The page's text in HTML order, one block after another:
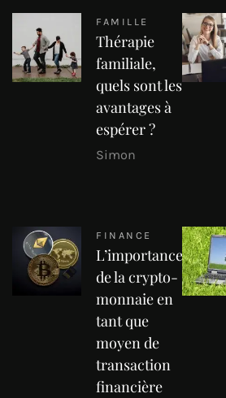
FAMILLE
Thérapie
familiale,
quels sont les
avantages à
espérer ?
Simon
FINANCE
L’importance
de la crypto-
monnaie en
tant que
moyen de
transaction
financière